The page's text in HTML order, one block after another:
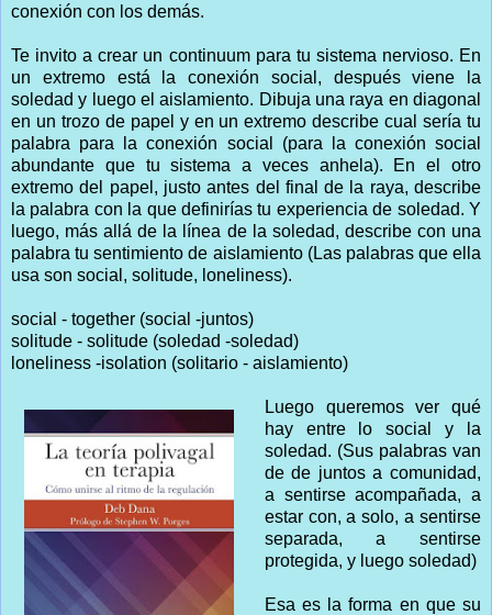
conexión con los demás.
Te invito a crear un continuum para tu sistema nervioso. En
un extremo está la conexión social, después viene la
soledad y luego el aislamiento. Dibuja una raya en diagonal
en un trozo de papel y en un extremo describe cual sería tu
palabra para la conexión social (para la conexión social
abundante que tu sistema a veces anhela). En el otro
extremo del papel, justo antes del final de la raya, describe
la palabra con la que definirías tu experiencia de soledad. Y
luego, más allá de la línea de la soledad, describe con una
palabra tu sentimiento de aislamiento (Las palabras que ella
usa son social, solitude, loneliness).
social - together (social -juntos)
solitude - solitude (soledad -soledad)
loneliness -isolation (solitario - aislamiento)
Luego queremos ver qué
hay entre lo social y la
soledad. (Sus palabras van
de de juntos a comunidad,
a sentirse acompañada, a
estar con, a solo, a sentirse
separada, a sentirse
protegida, y luego soledad)
Esa es la forma en que su